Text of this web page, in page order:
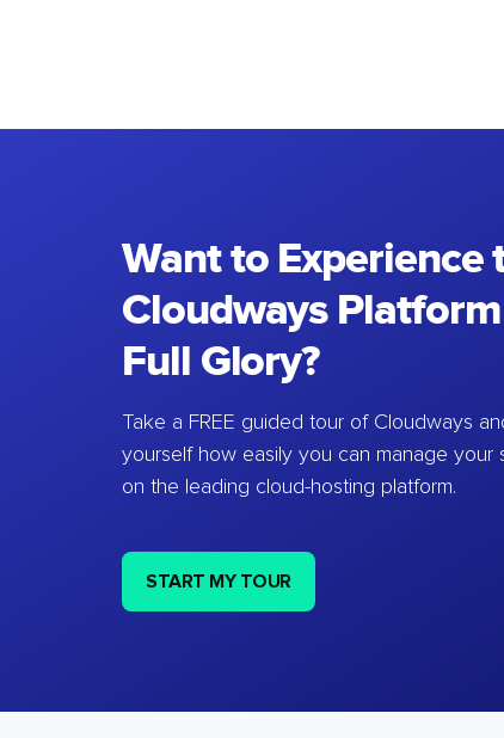
Want to Experience
Cloudways
Full Glory?
Take a FREE guided tour of Cloudways
yourself how easily you can manage your
on the leading cloud-hosting platform.
START MY TOUR